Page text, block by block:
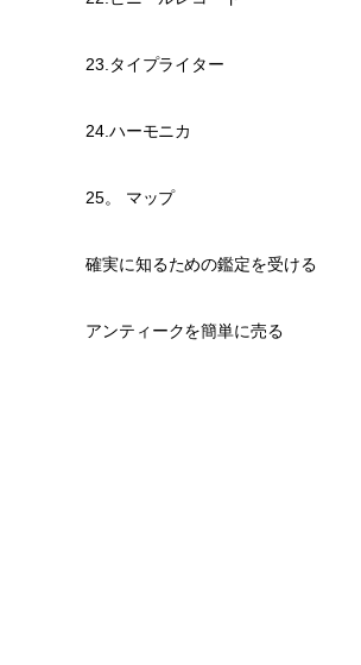
23.タイプライター
24.ハーモニカ
25。 マップ
確実に知るための鑑定を受ける
アンティークを簡単に売る